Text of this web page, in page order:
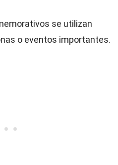
se utilizan
o eventos importantes.